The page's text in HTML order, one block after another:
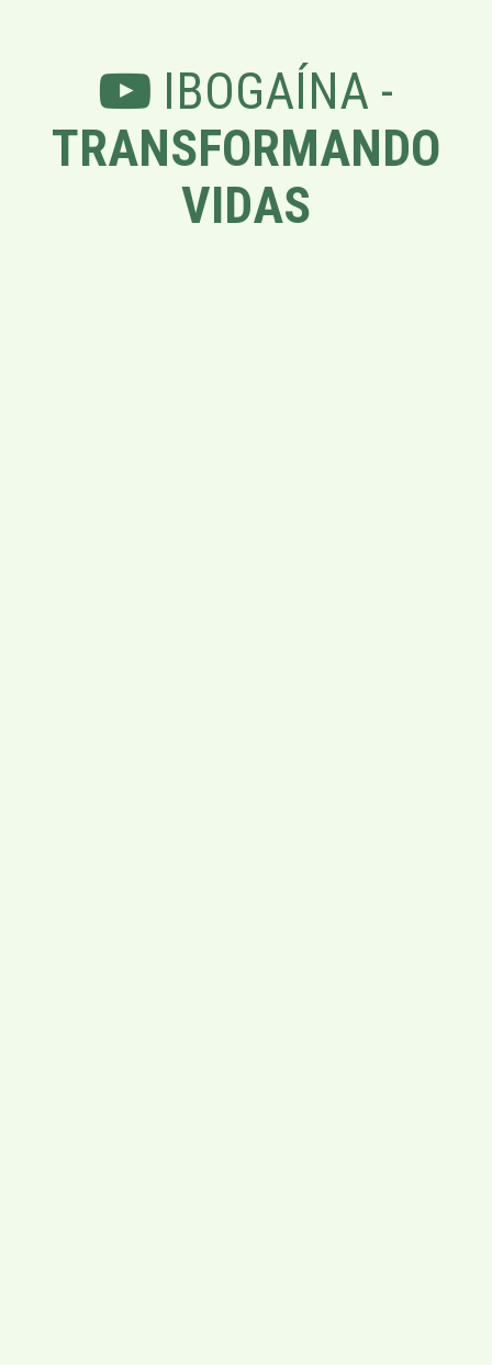
IBOGAÍNA -
TRANSFORMANDO
VIDAS